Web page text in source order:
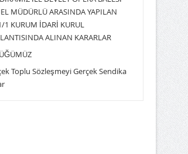
MÜDÜRLÜ ARASINDA YAPILAN
1 KURUM İDARİ KURUL
ALINAN KARARLAR
Toplu Sözleşmeyi Gerçek Sendika